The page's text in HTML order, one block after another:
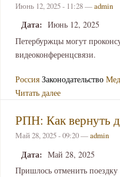
Июнь 12, 2025 - 11:28 —admin
Дата: Июнь 12, 2025
Петербуржцы могут
видеоконференцсвязи.
Россия Законодательство
Читать далее
РПН: Как вернуть
Май 28, 2025 - 09:20 —admin
Дата: Май 28, 2025
Пришлось отменить поездку